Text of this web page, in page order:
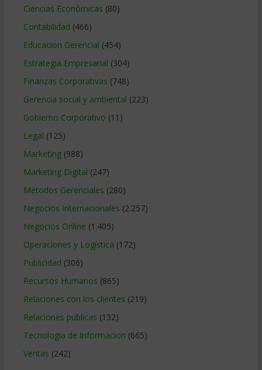
Ciencias Económicas (80)
Contabilidad (466)
Educacion Gerencial (454)
Estrategia Empresarial (304)
Finanzas Corporativas (748)
Gerencia social y ambiental (223)
Gobierno Corporativo (11)
Legal (125)
Marketing(988)
Marketing Digital (247)
Métodos Gerenciales (280)
Negocios Internacionales (2.257)
Negocios Online (1.405)
Operaciones y Logística (172)
Publicidad (306)
Recursos Humanos (865)
Relaciones con los clientes (219)
Relaciones publicas (132)
Tecnologia de Informacion (665)
Ventas (242)